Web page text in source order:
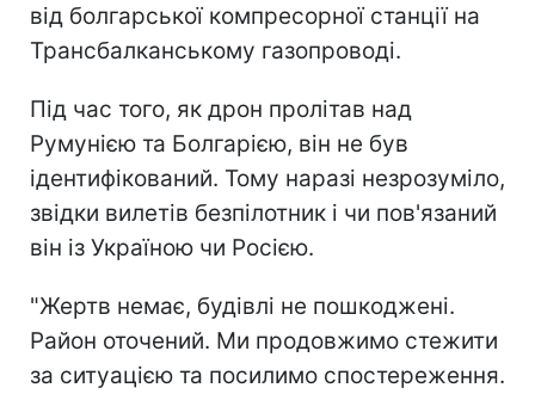
від болгарської компресорної станції на
Трансбалканському газопроводі.
Під час того, як дрон пролітав над
Румунією та Болгарією, він не був
ідентифікований. Тому наразі незрозуміло,
звідки вилетів безпілотник і чи пов'язаний
він із Україною чи Росією.
"Жертв немає, будівлі не пошкоджені.
Район оточений. Ми продовжимо стежити
за ситуацією та посилимо спостереження.